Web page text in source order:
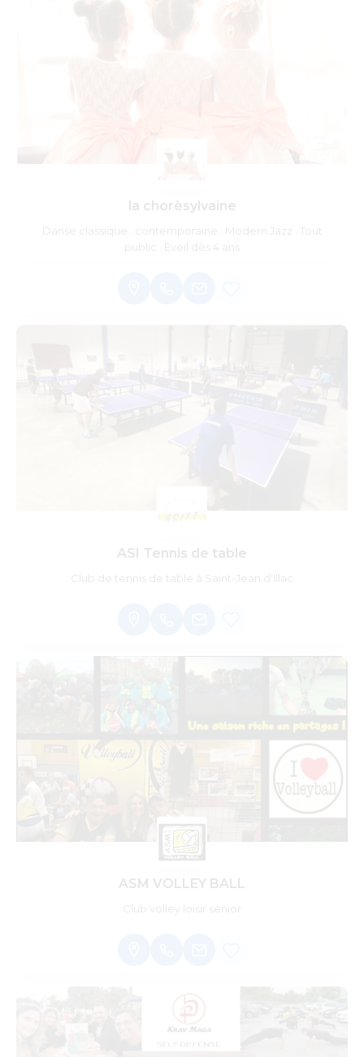
la chorèsylvaine
Danse classique . contemporaine . Modern Jazz . Tout
public . Eveil dès 4 ans
ASI Tennis de table
Club de tennis de table à Saint-Jean d'Illac
ASM VOLLEY BALL
Club volley loisir senior